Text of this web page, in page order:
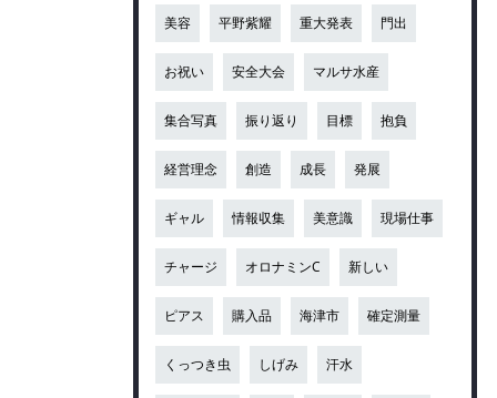
美容 平野紫耀 重大発表 門出
お祝い 安全大会 マルサ水産
集合写真 振り返り 目標 抱負
経営理念 創造 成長 発展
ギャル 情報収集 美意識 現場仕事
チャージ オロナミンC 新しい
ピアス 購入品 海津市 確定測量
くっつき虫 しげみ 汗水